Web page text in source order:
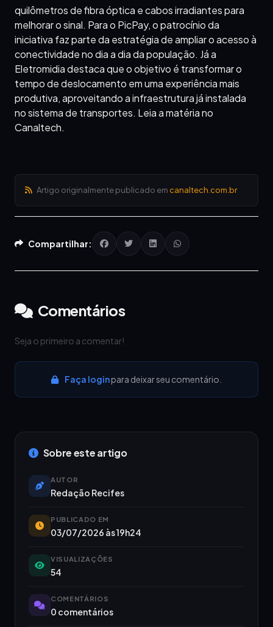
quilômetros de fibra óptica e cabos irradiantes para
melhorar o sinal. Para o PicPay, o patrocínio da
iniciativa faz parte da estratégia de ampliar o acesso à
conectividade no dia a dia da população. Já a
Eletromidia destaca que o objetivo é transformar o
tempo de deslocamento em uma experiência mais
produtiva, aproveitando a infraestrutura já instalada
no sistema de transportes. Leia a matéria no
Canaltech.
Artigo originalmente publicado em canaltech.com.br
Compartilhar:
Comentários
Seja o primeiro a comentar!
Faça loginpara deixar seu comentário.
Sobre este artigo
AUTOR
Redação Recifes
PUBLICADO EM
03/07/2026 às 19h24
VISUALIZAÇÕES
54
COMENTÁRIOS
0 comentários